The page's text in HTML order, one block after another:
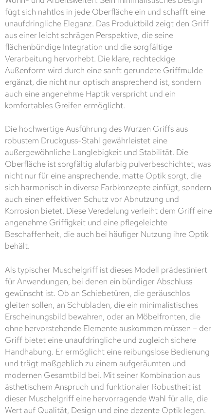
fügt sich nahtlos in jede Oberfläche ein und schafft eine
unaufdringliche Eleganz. Das Produktbild zeigt den Griff
aus einer leicht schrägen Perspektive, die seine
flächenbündige Integration und die sorgfältige
Verarbeitung hervorhebt. Die klare, rechteckige
Außenform wird durch eine sanft gerundete Griffmulde
ergänzt, die nicht nur optisch ansprechend ist, sondern
auch eine angenehme Haptik verspricht und ein
komfortables Greifen ermöglicht.
Die hochwertige Ausführung des Wurzen Griffs aus
robustem Druckguss-Stahl gewährleistet eine
außergewöhnliche Langlebigkeit und Stabilität. Die
Oberfläche ist sorgfältig alufarbig pulverbeschichtet, was
nicht nur für eine ansprechende, matte Optik sorgt, die
sich harmonisch in diverse Farbkonzepte einfügt, sondern
auch einen effektiven Schutz vor Abnutzung und
Korrosion bietet. Diese Veredelung verleiht dem Griff eine
angenehme Griffigkeit und eine pflegeleichte
Beschaffenheit, die auch bei häufiger Nutzung ihre Optik
behält.
Als typischer Muschelgriff ist dieses Modell prädestiniert
für Anwendungen, bei denen ein bündiger Abschluss
gewünscht ist. Ob an Schiebetüren, die geräuschlos
gleiten sollen, an Schubladen, die ein minimalistisches
Erscheinungsbild bewahren, oder an Möbelfronten, die
ohne hervorstehende Elemente auskommen müssen – der
Griff bietet eine unaufdringliche und zugleich sichere
Handhabung. Er ermöglicht eine reibungslose Bedienung
und trägt maßgeblich zu einem aufgeräumten und
modernen Gesamtbild bei. Mit seiner Kombination aus
ästhetischem Anspruch und funktionaler Robustheit ist
dieser Muschelgriff eine hervorragende Wahl für alle, die
Wert auf Qualität, Design und eine dezente Optik legen.